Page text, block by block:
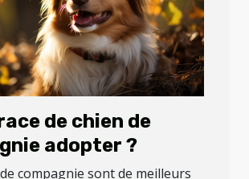
de chien de
adopter ?
compagnie sont de meilleurs